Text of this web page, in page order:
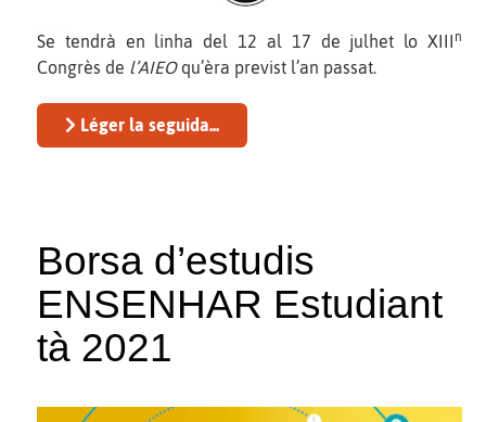
Se tendrà en linha del 12 al 17 de julhet lo XIII n
Congrès de l’AIEOqu’èra previst l’an passat.
Léger la seguida...
Borsa d’estudis
ENSENHAR Estudiant
tà 2021